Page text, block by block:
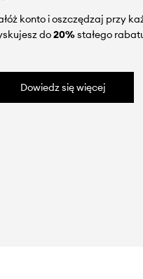
konto i oszczędzaj przy
do20%stałego
Dowiedz się więcej